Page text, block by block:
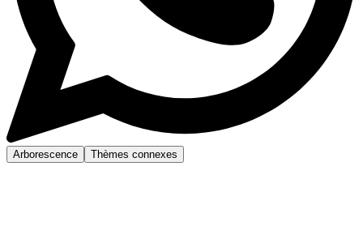
Arborescence Thèmes connexes